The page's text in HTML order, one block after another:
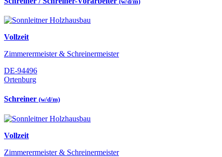
Vollzeit
Zimmerermeister & Schreinermeister
DE-94496
Ortenburg
Schreiner (w/d/m)
Vollzeit
Zimmerermeister & Schreinermeister